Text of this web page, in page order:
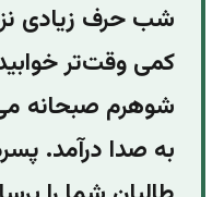
شب حرف زیادی
کمی وقت‌تر
شوهرم صبحانه
به صدا درآمد.